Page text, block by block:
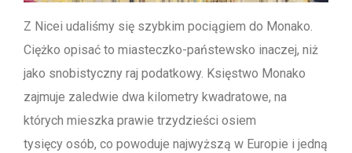
Z Nicei udaliśmy się szybkim pociągiem do Monako.
Ciężko opisać to miasteczko-państewsko inaczej, niż
jako snobistyczny raj podatkowy. Księstwo Monako
zajmuje zaledwie dwa kilometry kwadratowe, na
których mieszka prawie trzydzieści osiem
tysięcy osób, co powoduje najwyższą w Europie i jedną